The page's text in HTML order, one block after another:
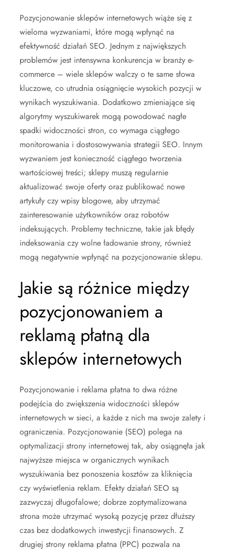
Pozycjonowanie sklepów internetowych wiąże się z
wieloma wyzwaniami, które mogą wpłynąć na
efektywność działań SEO. Jednym z największych
problemów jest intensywna konkurencja w branży e-
commerce – wiele sklepów walczy o te same słowa
kluczowe, co utrudnia osiągnięcie wysokich pozycji w
wynikach wyszukiwania. Dodatkowo zmieniające się
algorytmy wyszukiwarek mogą powodować nagłe
spadki widoczności stron, co wymaga ciągłego
monitorowania i dostosowywania strategii SEO. Innym
wyzwaniem jest konieczność ciągłego tworzenia
wartościowej treści; sklepy muszą regularnie
aktualizować swoje oferty oraz publikować nowe
artykuły czy wpisy blogowe, aby utrzymać
zainteresowanie użytkowników oraz robotów
indeksujących. Problemy techniczne, takie jak błędy
indeksowania czy wolne ładowanie strony, również
mogą negatywnie wpłynąć na pozycjonowanie sklepu.
Jakie są różnice między
pozycjonowaniem a
reklamą płatną dla
sklepów internetowych
Pozycjonowanie i reklama płatna to dwa różne
podejścia do zwiększenia widoczności sklepów
internetowych w sieci, a każde z nich ma swoje zalety i
ograniczenia. Pozycjonowanie (SEO) polega na
optymalizacji strony internetowej tak, aby osiągnęła jak
najwyższe miejsca w organicznych wynikach
wyszukiwania bez ponoszenia kosztów za kliknięcia
czy wyświetlenia reklam. Efekty działań SEO są
zazwyczaj długofalowe; dobrze zoptymalizowana
strona może utrzymać wysoką pozycję przez dłuższy
czas bez dodatkowych inwestycji finansowych. Z
drugiej strony reklama płatna (PPC) pozwala na